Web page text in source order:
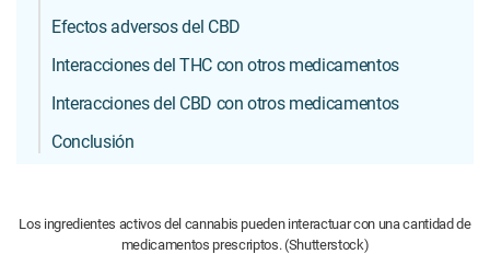
Efectos adversos del CBD
Interacciones del THC con otros medicamentos
Interacciones del CBD con otros medicamentos
Conclusión
Los ingredientes activos del cannabis pueden interactuar con una cantidad de
medicamentos prescriptos. (Shutterstock)